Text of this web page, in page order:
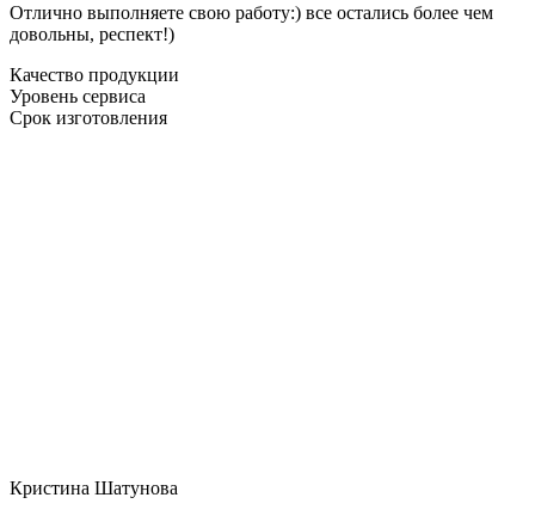
Отлично выполняете свою работу:) все остались более чем
довольны, респект!)
Качество продукции
Уровень сервиса
Срок изготовления
Кристина Шатунова